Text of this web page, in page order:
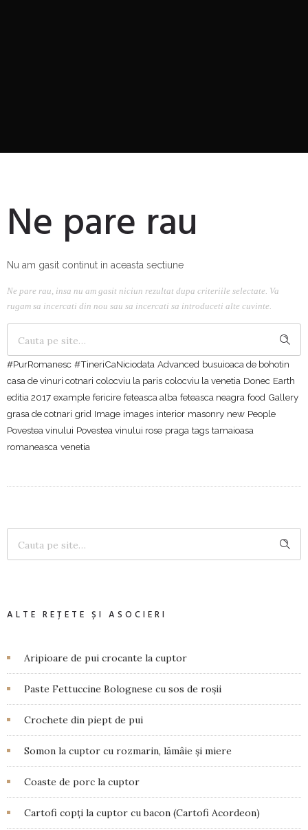
Ne pare rau
Nu am gasit continut in aceasta sectiune
Ne pare rau, insa nu am gasit niciun rezultat dupa criteriile selectate. Va
rugam sa incercati din nou sau sa incercati sa introduceti alte cuvinte.
#PurRomanesc #TineriCaNiciodata Advanced busuioaca de bohotin
casa de vinuri cotnari colocviu la paris colocviu la venetia Donec Earth
editia 2017 example fericire feteasca alba feteasca neagra food Gallery
grasa de cotnari grid Image images interior masonry new People
Povestea vinului Povestea vinului rose praga tags tamaioasa
romaneasca venetia
ALTE REȚETE ȘI ASOCIERI
Aripioare de pui crocante la cuptor
Paste Fettuccine Bolognese cu sos de roșii
Crochete din piept de pui
Somon la cuptor cu rozmarin, lămâie și miere
Coaste de porc la cuptor
Cartofi copți la cuptor cu bacon (Cartofi Acordeon)